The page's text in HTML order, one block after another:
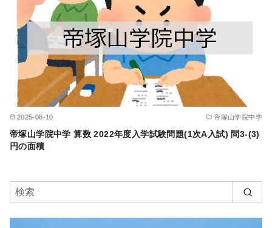
2025-08-10 帝塚山学院中学
帝塚山学院中学 算数 2022年度入学試験問題(1次A入試) 問3-(3)
円の面積